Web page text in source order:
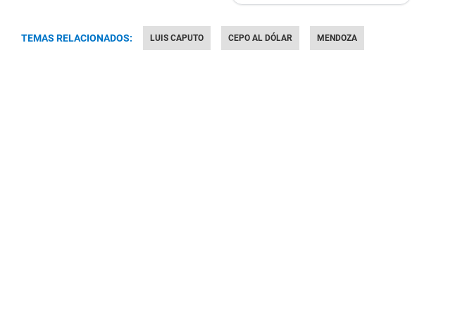
TEMAS RELACIONADOS: LUIS CAPUTO CEPO AL DÓLAR MENDOZA